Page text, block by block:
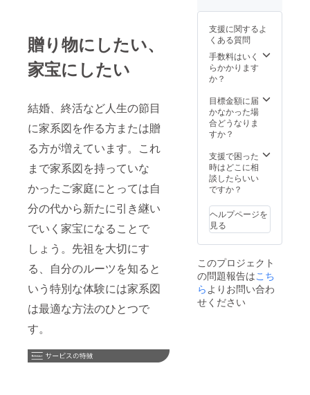
贈り物にしたい、
家宝にしたい
結婚、終活など人生の節目
に家系図を作る方または贈
る方が増えています。これ
まで家系図を持っていな
かったご家庭にとっては自
分の代から新たに引き継い
でいく家宝になることで
しょう。先祖を大切にす
る、自分のルーツを知ると
いう特別な体験には家系図
は最適な方法のひとつで
す。
料込み
です。
価格に
含む合
計金額
に対す
るもの
人様確
認のた
め、備
日をご
記載く
ださ
い。 ※
ン価格
は、原
則、税
込、送
の価格
です。
メモリ
聞（全
家系）
※ 未成
年者の
ただけ
ません
ので、
い。
誤って
支援さ
れた場
援の
キャン
セル手
続きは
きかね
ます。
※ 値引
き額
は、販
支援に関するよ
くある質問
手数料はいく
らかかります
か？
目標金額に届
かなかった場
合どうなりま
すか？
支援で困った
時はどこに相
談したらいい
ですか？
ヘルプページを
見る
このプロジェクト
の問題報告はこち
らよりお問い合わ
せください